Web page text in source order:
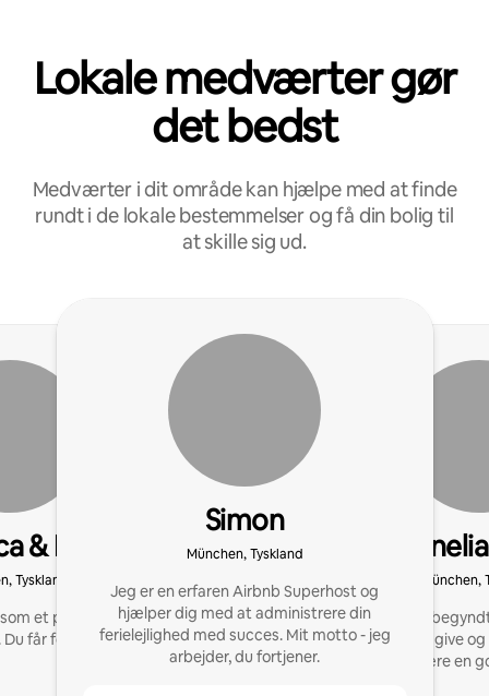
Lokale medværter gør
det bedst
Medværter i dit område kan hjælpe med at finde
rundt i de lokale bestemmelser og få din bolig til
at skille sig ud.
& Lucas
Tyskland
et premiumopslag?
får fordel af det.
Simon
München, Tyskland
Jeg er en erfaren Airbnb Superhost og
hjælper dig med at administrere din
ferielejlighed med succes. Mit motto - jeg
arbejder, du fortjener.
München,
For ti år siden
BnB-vært at rådgive
være en